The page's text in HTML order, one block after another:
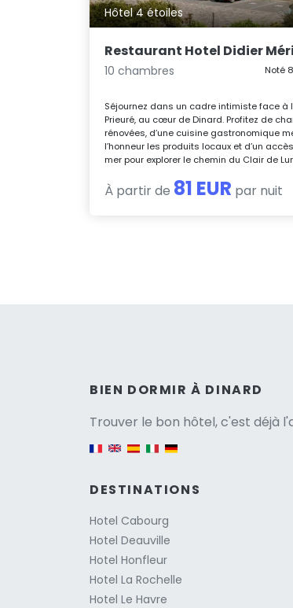
Hôtel 4 étoiles
Restaurant Hotel Didier
10 chambres
Noté
Séjournez dans un cadre intimiste face à
Prieuré, au cœur de Dinard. Profitez de
rénovées, d’une cuisine gastronomique
l’honneur les produits locaux et d’un
mer pour explorer le chemin du Clair de
À partir de 81 EUR par nuit
BIEN DORMIR À DINARD
Trouver le bon hôtel, c'est déjà
DESTINATIONS
Hotel Cabourg
Hotel Deauville
Hotel Honfleur
Hotel La Rochelle
Hotel Le Havre